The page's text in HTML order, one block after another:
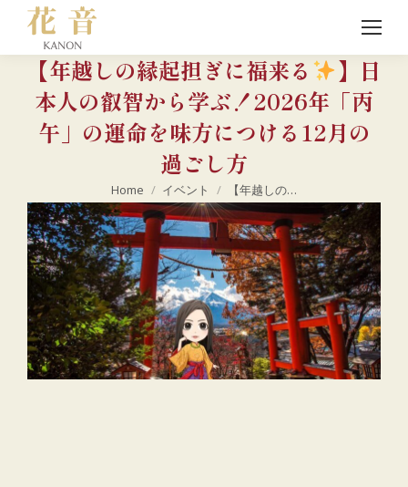
【年越しの縁起担ぎに福来る
】日
本人の叡智から学ぶ！2026年「丙
午」の運命を味方につける12月の
過ごし方
現在地:
Home イベント 【年越しの…